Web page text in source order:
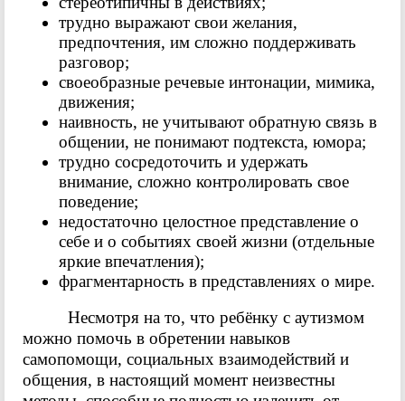
трудно выражают свои желания,
предпочтения, им сложно поддерживать
разговор;
своеобразные речевые интонации, мимика,
движения;
наивность, не учитывают обратную связь в
общении, не понимают подтекста, юмора;
трудно сосредоточить и удержать
внимание, сложно контролировать свое
поведение;
недостаточно целостное представление о
себе и о событиях своей жизни (отдельные
яркие впечатления);
фрагментарность в представлениях о мире.
Несмотря на то, что ребёнку с аутизмом
можно помочь в обретении навыков
самопомощи, социальных взаимодействий и
общения, в настоящий момент неизвестны